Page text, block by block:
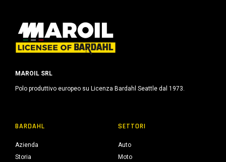
MAROIL SRL
Polo produttivo europeo su Licenza Bardahl Seattle dal 1973.
BARDAHL
Azienda
Storia
SETTORI
Auto
Moto